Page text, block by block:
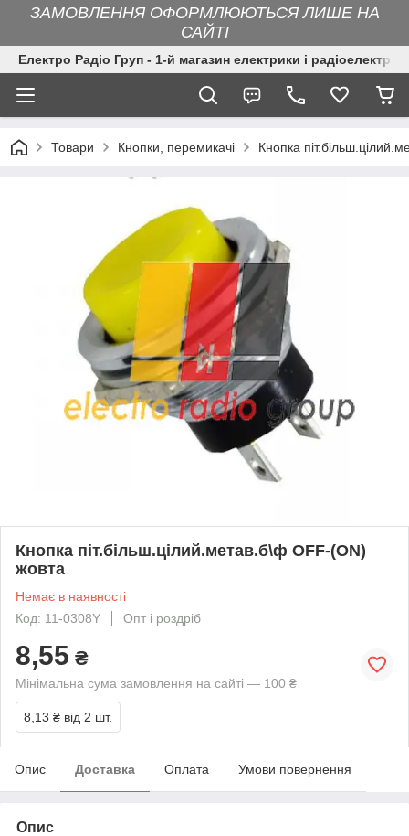
ЗАМОВЛЕННЯ ОФОРМЛЮЮТЬСЯ ЛИШЕ НА
САЙТІ
Електро Радіо Груп - 1-й магазин електрики і
Товари Кнопки, перемикачі Кнопка
Кнопка піт.більш.цілий.метав.б\ф OFF-(ON)
жовта
Немає в наявності
Код: 11-0308Y
Опт і роздріб
8,55 ₴
Мінімальна сума замовлення на сайті — 100 ₴
8,13 ₴ від 2 шт.
Опис Доставка Оплата Умови повернення
Опис